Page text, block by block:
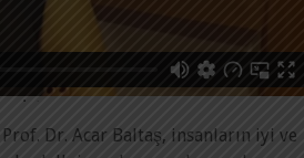
Dr. Acar Baltaş, insanların iyi ve